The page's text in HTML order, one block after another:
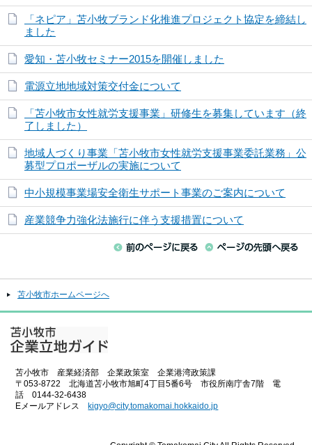
「ネピア」苫小牧ブランド化推進プロジェクト協定を締結し
ました
愛知・苫小牧セミナー2015を開催しました
電源立地地域対策交付金について
「苫小牧市女性就労支援事業」研修生を募集しています（終
了しました）
地域人づくり事業「苫小牧市女性就労支援事業委託業務」公
募型プロポーザルの実施について
中小規模事業場安全衛生サポート事業のご案内について
産業競争力強化法施行に伴う支援措置について
苫小牧市ホームページへ
苫小牧市 産業経済部 企業政策室 企業港湾政策課
〒053-8722 北海道苫小牧市旭町4丁目5番6号 市役所南庁舎7階 電
話 0144-32-6438
Eメールアドレス kigyo@city.tomakomai.hokkaido.jp